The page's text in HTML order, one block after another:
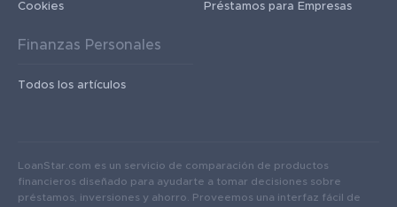
Cookies
Préstamos para Empresas
Finanzas Personales
Todos los artículos
LoanStar.com es un servicio de comparación de productos
financieros diseñado para ayudarte a tomar decisiones sobre
préstamos, inversiones y ahorro. Proveemos una interfaz fácil de